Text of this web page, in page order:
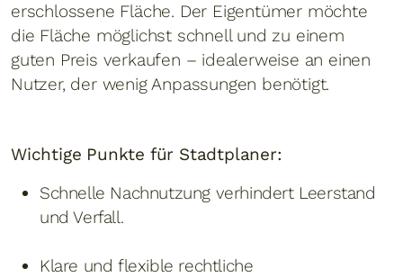
erschlossene Fläche. Der Eigentümer möchte
die Fläche möglichst schnell und zu einem
guten Preis verkaufen – idealerweise an einen
Nutzer, der wenig Anpassungen benötigt.
Wichtige Punkte für Stadtplaner:
Schnelle Nachnutzung verhindert Leerstand
und Verfall.
Klare und flexible rechtliche